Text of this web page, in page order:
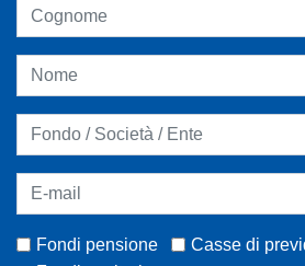
Fondi pensione
Casse di